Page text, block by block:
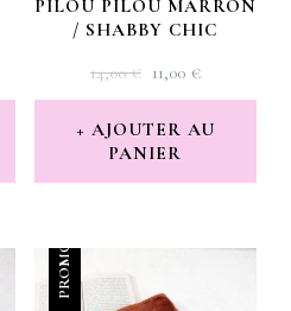
PILOU PILOU MARRON
/ SHABBY CHIC
14,00€ LE
PRIX
INITIAL
ÉTAIT :
14,00 €.
11,00 €LE
PRIX
ACTUEL
11,00 €.
AJOUTER AU
PANIER
PROMO !